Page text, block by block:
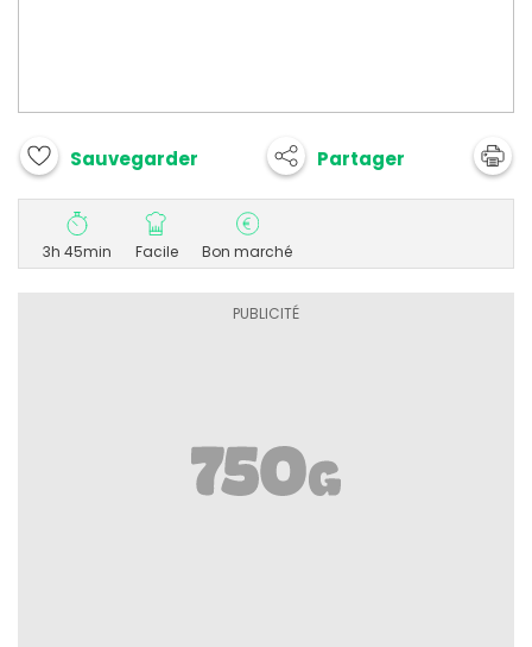
Sauvegarder Partager
3h 45min Facile Bon marché